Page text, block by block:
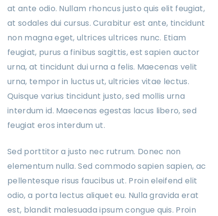
at ante odio. Nullam rhoncus justo quis elit feugiat,
at sodales dui cursus. Curabitur est ante, tincidunt
non magna eget, ultrices ultrices nunc. Etiam
feugiat, purus a finibus sagittis, est sapien auctor
urna, at tincidunt dui urna a felis. Maecenas velit
urna, tempor in luctus ut, ultricies vitae lectus.
Quisque varius tincidunt justo, sed mollis urna
interdum id. Maecenas egestas lacus libero, sed
feugiat eros interdum ut.
Sed porttitor a justo nec rutrum. Donec non
elementum nulla. Sed commodo sapien sapien, ac
pellentesque risus faucibus ut. Proin eleifend elit
odio, a porta lectus aliquet eu. Nulla gravida erat
est, blandit malesuada ipsum congue quis. Proin